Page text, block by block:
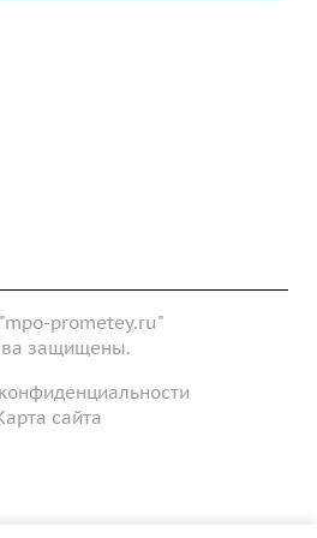
prometey.ru"
защищены.
сайта